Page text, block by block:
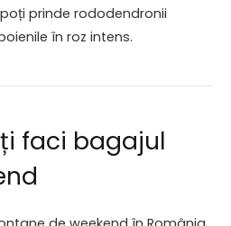
prinde rododendronii
în roz intens.
faci bagajul